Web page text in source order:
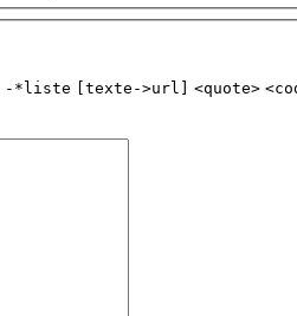
-*liste [texte->url] <quote>